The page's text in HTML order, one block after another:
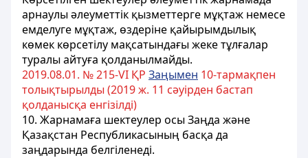
арнаулы әлеуметтік қызметтерге мұқтаж немесе
емделуге мұқтаж, өздеріне қайырымдылық
көмек көрсетілу мақсатындағы жеке тұлғалар
туралы айтуға қолданылмайды.
2019.08.01. № 215-VІ ҚР Заңымен 10-тармақпен
толықтырылды (2019 ж. 11 сәуірден бастап
қолданысқа енгізілді)
10. Жарнамаға шектеулер осы Заңда және
Қазақстан Республикасының басқа да
заңдарында белгіленеді.